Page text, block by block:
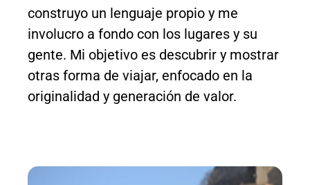
construyo un lenguaje propio y me
involucro a fondo con los lugares y su
gente. Mi objetivo es descubrir y mostrar
otras forma de viajar, enfocado en la
originalidad y generación de valor.